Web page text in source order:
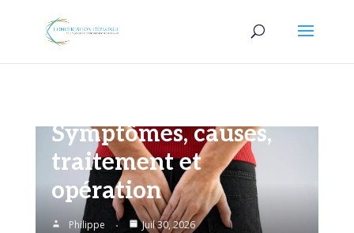
Vivre au quotidien
Symptômes, causes,
traitement et
opération
Philippe
Juil 30, 2026